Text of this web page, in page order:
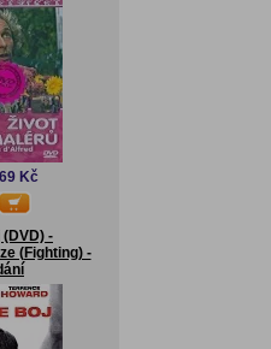
Kč
-
(Fighting) -